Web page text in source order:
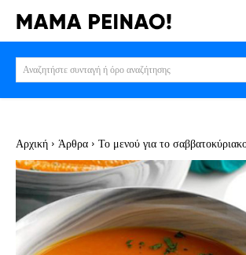
Αναζητήστε συνταγή ή όρο αναζήτησης
Αρχική Άρθρα Το μενού για το